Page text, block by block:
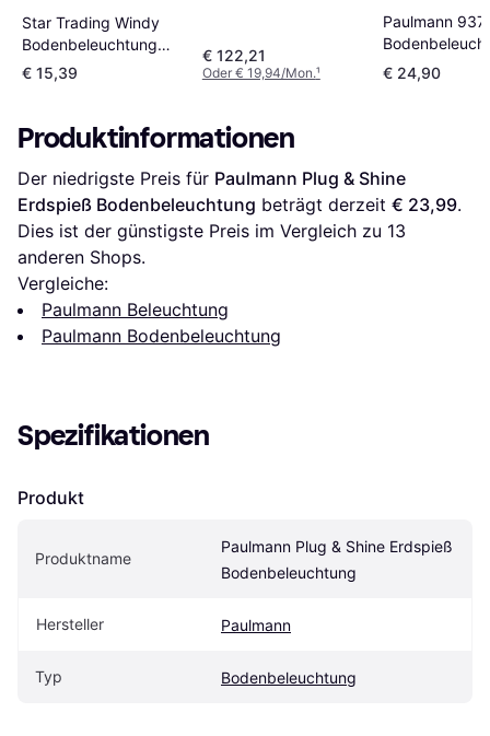
Star Trading Windy
Bodenbeleuchtung
81cm
€ 15,39
€ 122,21
Oder € 19,94/Mon.¹
Paulmann
55cm
€ 24,90
Produktinformationen
Der niedrigste Preis für Paulmann Plug & Shine
Erdspieß Bodenbeleuchtung beträgt derzeit € 23,99.
Dies ist der günstigste Preis im Vergleich zu 13
anderen Shops.
Vergleiche:
Paulmann Beleuchtung
Paulmann Bodenbeleuchtung
Spezifikationen
Produkt
Produktname
Paulmann Plug & Shine Erdspieß
Bodenbeleuchtung
Hersteller Paulmann
Typ Bodenbeleuchtung